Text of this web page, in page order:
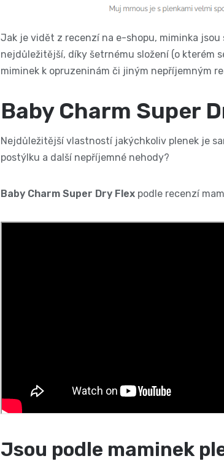
Jak je vidět z recenzí na e-shopu, miminka jsou
nejdůležitější, díky šetrnému složení (o kterém
miminek k opruzeninám či jiným nepříjemným
Baby Charm Super
Nejdůležitější vlastností jakýchkoliv plenek je
postýlku a další nepříjemné nehody?
Baby Charm Super Dry Flex podle recenzí
Jsou podle maminek